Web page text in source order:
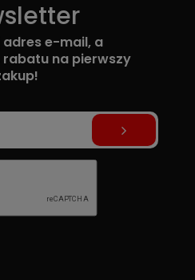
adres e-mail, a
rabatu na pierwszy